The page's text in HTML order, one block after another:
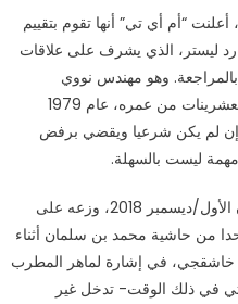
“أم أي تي” أنها تقوم بتقييم
ليستر، الذي يشرف على علاقات
بالمراجعة. وهو مهندس نووي
بالتدريب وانضم للجامعة منذ كان في العشرينات من عمره، عام 1979
لم يكن شرعيا ويقضي برفض
ليست بالسهلة.
وفي تقرير مبدئي كتبه ليستر في كانون الأول/ديسمبر 2018، وزعه على
من حاشية محمد بن سلمان أثناء
خاشقجي، في إشارة لماهر المطرب
في ذلك الوقت- تدخل غير